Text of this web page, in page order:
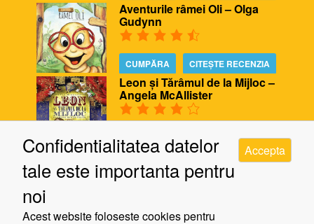
Aventurile râmei Oli – Olga
Gudynn
CUMPĂRA CITEȘTE RECENZIA
Leon și Tărâmul de la Mijloc –
Angela McAllister
CUMPĂRA CITEȘTE RECENZIA
Biblioteca ursului – Poppy
Bishop, Alison Edgson
CUMPĂRA CITEȘTE RECENZIA
Confidentialitatea datelor
tale este importanta pentru
noi
Acest website foloseste cookies pentru
Accepta